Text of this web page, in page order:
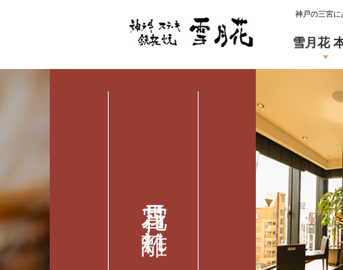
神戸の三宮に
雪月花
雪月花 離れ